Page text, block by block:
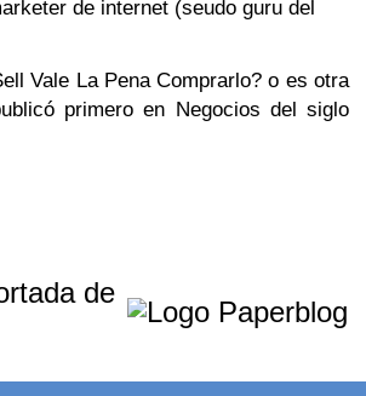
de internet (seudo guru del
Vale La Pena Comprarlo? o es otra
primero en Negocios del siglo
de